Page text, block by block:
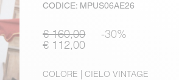
CODICE: MPUS06AE26
€ 160,00 -30%
€ 112,00
COLORE | CIELO VINTAGE